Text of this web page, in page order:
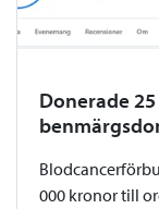
Donerade
000 kronor till